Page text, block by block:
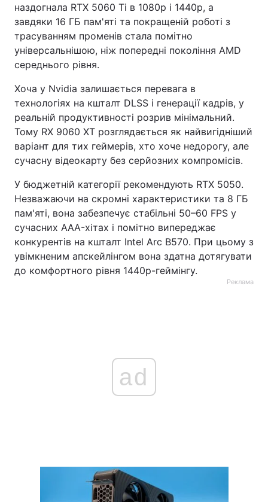
наздогнала RTX 5060 Ti в 1080p і 1440p, а
завдяки 16 ГБ пам'яті та покращеній роботі з
трасуванням променів стала помітно
універсальнішою, ніж попередні покоління AMD
середнього рівня.
Хоча у Nvidia залишається перевага в
технологіях на кшталт DLSS і генерації кадрів, у
реальній продуктивності розрив мінімальний.
Тому RX 9060 XT розглядається як найвигідніший
варіант для тих геймерів, хто хоче недорогу, але
сучасну відеокарту без серйозних компромісів.
У бюджетній категорії рекомендують RTX 5050.
Незважаючи на скромні характеристики та 8 ГБ
пам'яті, вона забезпечує стабільні 50–60 FPS у
сучасних AAA-хітах і помітно випереджає
конкурентів на кшталт Intel Arc B570. При цьому з
увімкненим апскейлінгом вона здатна дотягувати
до комфортного рівня 1440p-геймінгу.
Реклама
ad